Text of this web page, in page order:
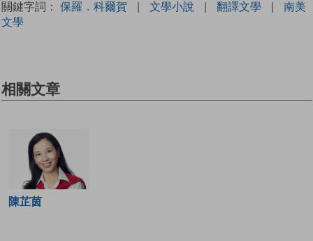
關鍵字詞： 保羅．科爾賀 | 文學小說 | 翻譯文學 |
南美
文學
相關文章
陳芷茵